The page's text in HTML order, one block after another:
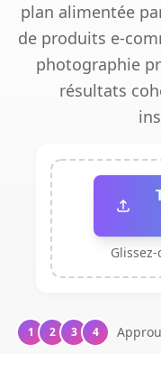
plan alimentée
de produits e-
photographie
résultats
1 2 3 4